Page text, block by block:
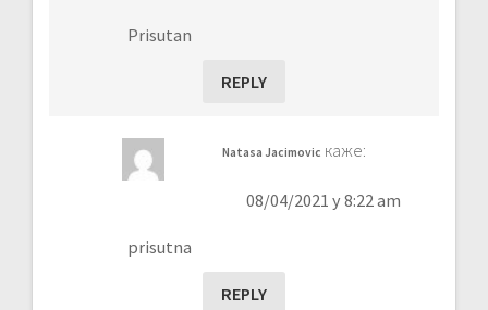
Prisutan
REPLY
Natasa Jacimovic каже:
08/04/2021 у 8:22 am
prisutna
REPLY